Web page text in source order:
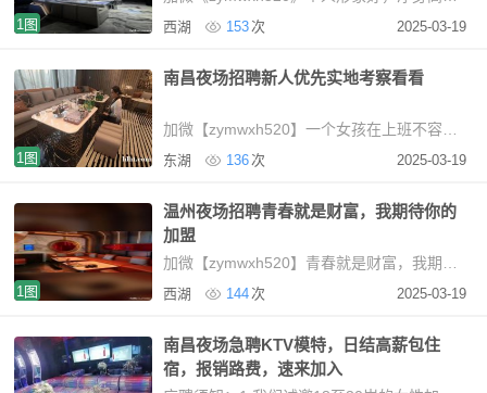
1图 西湖 153次 2025-03-19
1图
南昌夜场招聘新人优先实地考察看看
东湖 136次 2025-03-19
1图
温州夜场招聘青春就是财富，我期待你的
加盟
西湖 144次 2025-03-19
南昌夜场急聘KTV模特，日结高薪包住
宿，报销路费，速来加入